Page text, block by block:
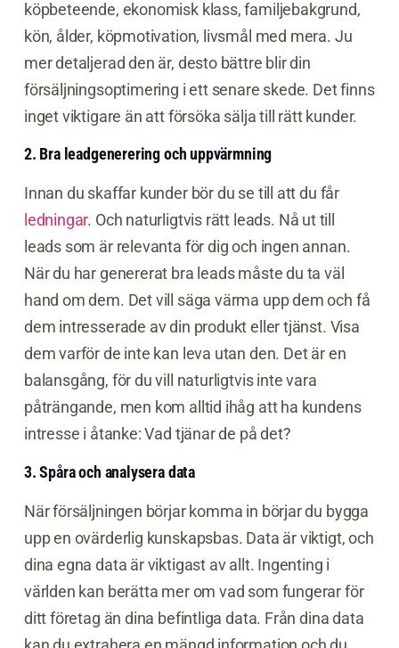
köpbeteende, ekonomisk klass, familjebakgrund,
kön, ålder, köpmotivation, livsmål med mera. Ju
mer detaljerad den är, desto bättre blir din
försäljningsoptimering i ett senare skede. Det finns
inget viktigare än att försöka sälja till rätt kunder.
2. Bra leadgenerering och uppvärmning
Innan du skaffar kunder bör du se till att du får
ledningar. Och naturligtvis rätt leads. Nå ut till
leads som är relevanta för dig och ingen annan.
När du har genererat bra leads måste du ta väl
hand om dem. Det vill säga värma upp dem och få
dem intresserade av din produkt eller tjänst. Visa
dem varför de inte kan leva utan den. Det är en
balansgång, för du vill naturligtvis inte vara
påträngande, men kom alltid ihåg att ha kundens
intresse i åtanke: Vad tjänar de på det?
3. Spåra och analysera data
När försäljningen börjar komma in börjar du bygga
upp en ovärderlig kunskapsbas. Data är viktigt, och
dina egna data är viktigast av allt. Ingenting i
världen kan berätta mer om vad som fungerar för
ditt företag än dina befintliga data. Från dina data